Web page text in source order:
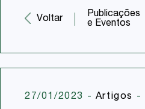
Voltar
Publicações
e Eventos
27/01/2023 - Artigos -